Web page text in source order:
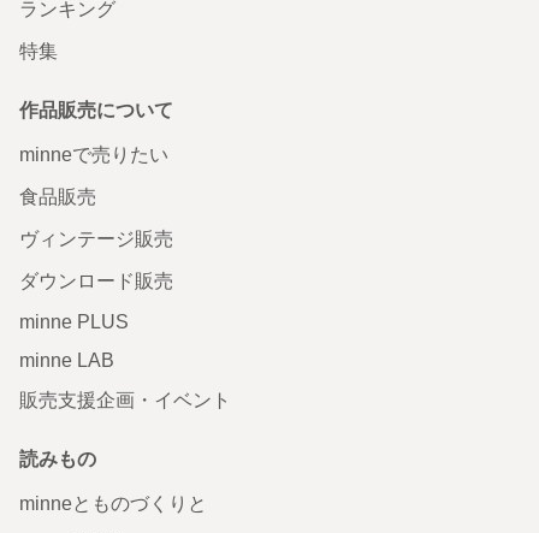
ランキング
特集
作品販売について
minneで売りたい
食品販売
ヴィンテージ販売
ダウンロード販売
minne PLUS
minne LAB
販売支援企画・イベント
読みもの
minneとものづくりと